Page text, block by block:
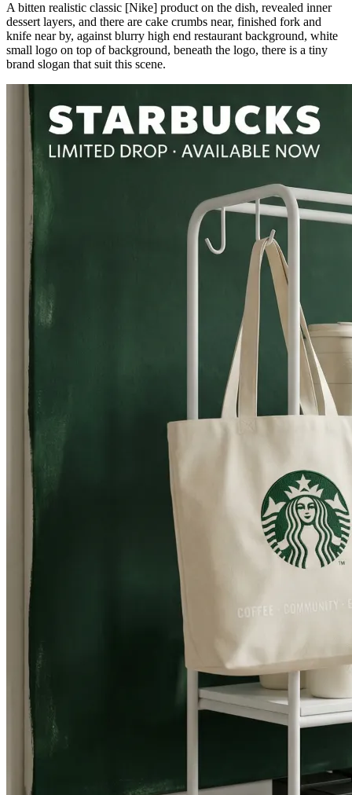
A bitten realistic classic [Nike] product on the dish, revealed inner
dessert layers, and there are cake crumbs near, finished fork and
knife near by, against blurry high end restaurant background, white
small logo on top of background, beneath the logo, there is a tiny
brand slogan that suit this scene.